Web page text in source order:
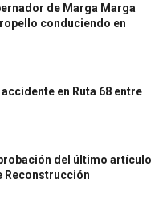
de Marga Marga
conduciendo en
en Ruta 68 entre
del último artículo
Reconstrucción